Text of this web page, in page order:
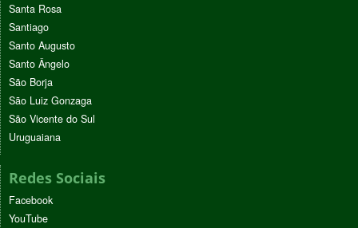
Santa Rosa
Santiago
Santo Augusto
Santo Ângelo
São Borja
São Luiz Gonzaga
São Vicente do Sul
Uruguaiana
Redes Sociais
Facebook
YouTube